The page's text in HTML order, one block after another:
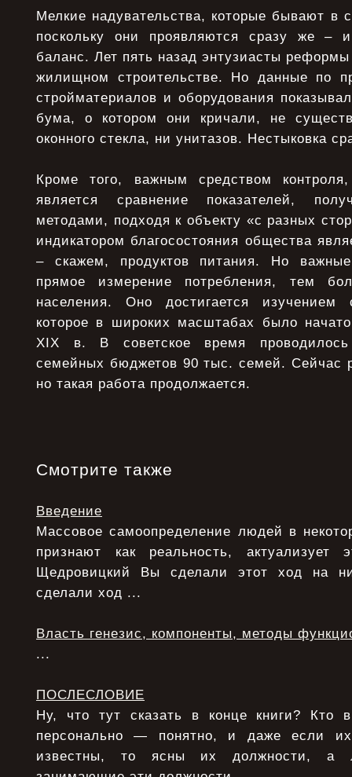
Мелкие надувательства, которые бывают в
поскольку они проявляются сразу же –
баланс. Лет пять назад энтузиасты
жилищном строительстве. Но данные по
стройматериалов и оборудования
бума, о котором они кричали, не
оконного стекла, ни унитазов. Нестыковка
Кроме того, важным средством
является сравнение показателей,
методами, подходя к объекту «с разных
индикатором благосостояния общества
– скажем, продуктов питания. Но
прямое измерение потребления, тем
населения. Оно достигается
которое в широких масштабах было
XIX в. В советское время проводилось
семейных бюджетов 90 тыс. семей. Сейчас
но такая работа продолжается.
Смотрите также
Введение
Массовое самоопределение людей в
признают как реальность,
Щедровицкий Вы сделали этот ход на
сделали ход ...
Власть генезис, компоненты, методы
...
ПОСЛЕСЛОВИЕ
Ну, что тут сказать в конце книги? Кто
персонально — понятно, и даже если
известны, то ясны их должности, а